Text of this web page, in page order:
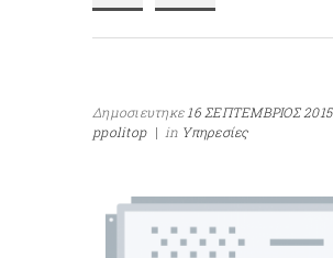
Δημοσιευτηκε16 ΣΕΠΤΕΜΒΡΙΟΣ 2015
ppolitop | in Υπηρεσίες